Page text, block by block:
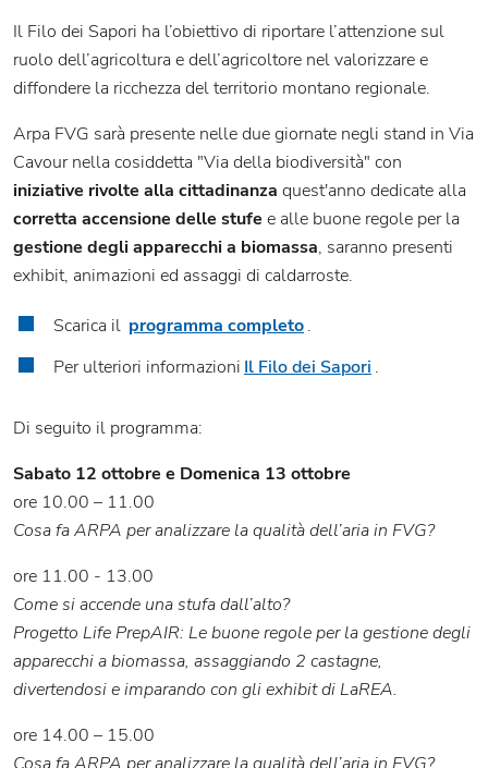
Il Filo dei Sapori ha l’obiettivo di riportare l’attenzione sul
ruolo dell’agricoltura e dell’agricoltore nel valorizzare e
diffondere la ricchezza del territorio montano regionale.
Arpa FVG sarà presente nelle due giornate negli stand in Via
Cavour nella cosiddetta "Via della biodiversità" con
iniziative rivolte alla cittadinanza quest'anno dedicate alla
corretta accensione delle stufe e alle buone regole per la
gestione degli apparecchi a biomassa, saranno presenti
exhibit, animazioni ed assaggi di caldarroste.
Scarica il programma completo.
Per ulteriori informazioni Il Filo dei Sapori .
Di seguito il programma:
Sabato 12 ottobre e Domenica 13 ottobre
ore 10.00 – 11.00
Cosa fa ARPA per analizzare la qualità dell’aria in FVG?
ore 11.00 - 13.00
Come si accende una stufa dall’alto?
Progetto Life PrepAIR: Le buone regole per la gestione degli
apparecchi a biomassa, assaggiando 2 castagne,
divertendosi e imparando con gli exhibit di LaREA.
ore 14.00 – 15.00